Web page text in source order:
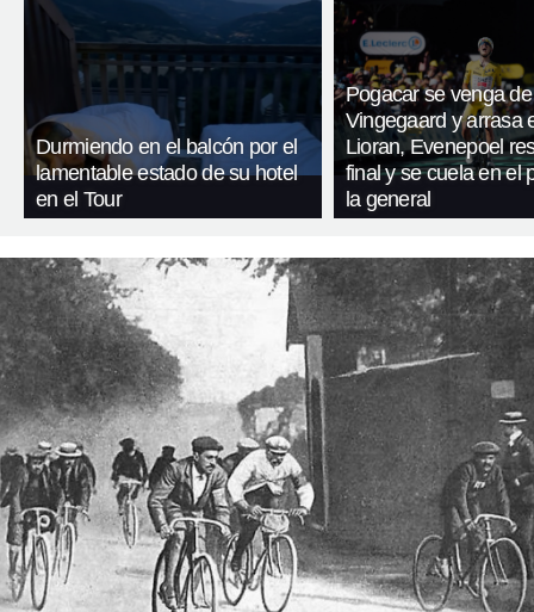
Durmiendo en el balcón por el
lamentable estado de su hotel
en el Tour
Pogacar se venga de
Vingegaard y arrasa
Lioran, Evenepoel
final y se cuela en el
la general